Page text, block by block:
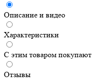
Описание и видео
Характеристики
С этим товаром покупают
Отзывы